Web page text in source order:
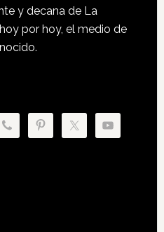
y decana de La
por hoy, el medio de